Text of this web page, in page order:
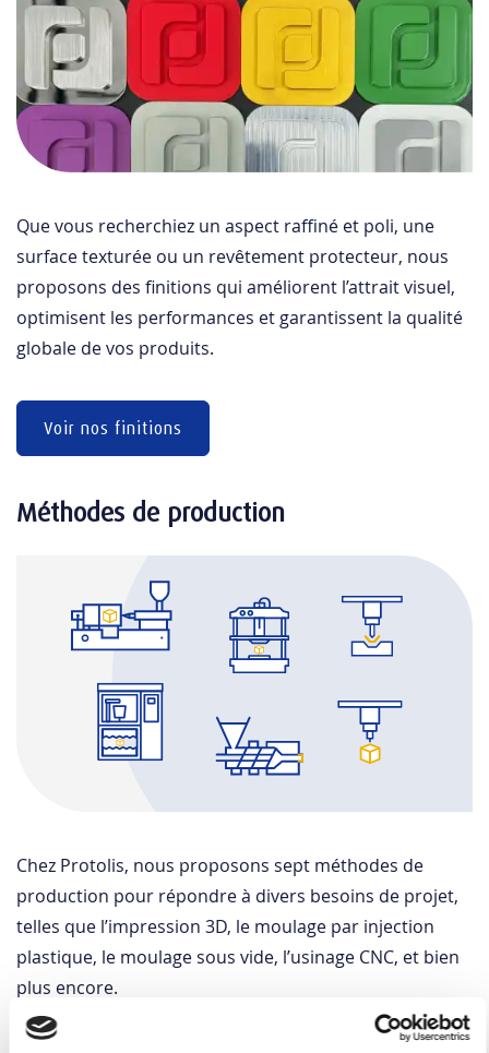
Que vous recherchiez un aspect raffiné et poli, une
surface texturée ou un revêtement protecteur, nous
proposons des finitions qui améliorent l’attrait visuel,
optimisent les performances et garantissent la qualité
globale de vos produits.
Voir nos finitions
Chez Protolis, nous proposons sept méthodes de
production pour répondre à divers besoins de projet,
telles que l’impression 3D, le moulage par injection
plastique, le moulage sous vide, l’usinage CNC, et bien
plus encore.
Méthodes de production